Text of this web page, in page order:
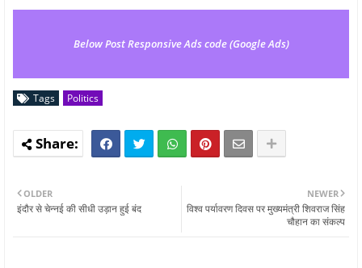
Below Post Responsive Ads code (Google Ads)
Tags Politics
NEWER
विश्व पर्यावरण दिवस पर मुख्यमंत्री शिवराज सिंह
चौहान का संकल्प
OLDER
इंदौर से चेन्नई की सीधी उड़ान हुई बंद